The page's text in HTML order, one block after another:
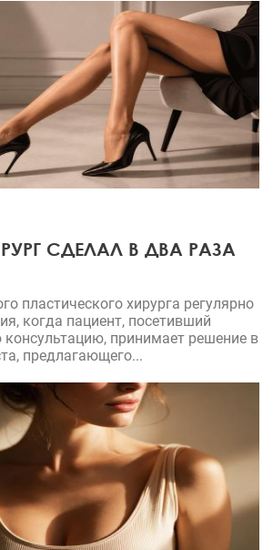
СДЕЛАЛ В ДВА РАЗА
пластического хирурга регулярно
когда пациент, посетивший
консультацию, принимает решение в
предлагающего...